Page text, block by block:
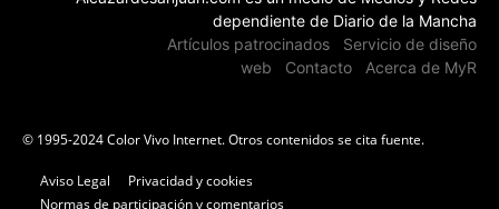
dependiente de Diario de la Mancha
Artículos patrocinados
Servicio de diseño
web
Contacto Acerca de MyR
© 1995-2024 Color Vivo Internet. Otros contenidos se cita fuente.
Aviso Legal
Privacidad y cookies
Normas de participación y comentarios